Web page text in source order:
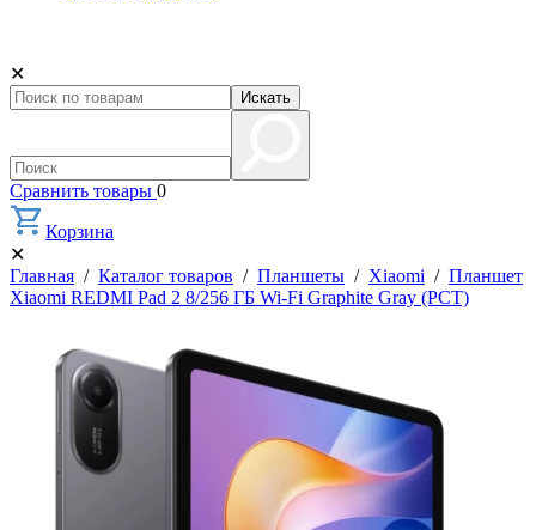
✕
Искать
Сравнить товары 0
Корзина
✕
Главная / Каталог товаров / Планшеты / Xiaomi / Планшет
Xiaomi REDMI Pad 2 8/256 ГБ Wi-Fi Graphite Gray (РСТ)